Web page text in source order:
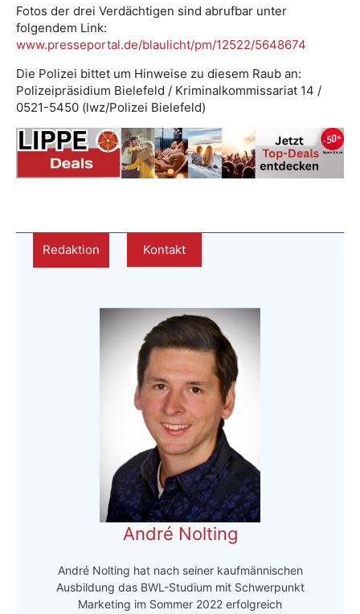
Fotos der drei Verdächtigen sind abrufbar unter
folgendem Link:
www.presseportal.de/blaulicht/pm/12522/5648674
Die Polizei bittet um Hinweise zu diesem Raub an:
Polizeipräsidium Bielefeld / Kriminalkommissariat 14 /
0521-5450 (lwz/Polizei Bielefeld)
Redaktion Kontakt
André Nolting
André Nolting hat nach seiner kaufmännischen
Ausbildung das BWL-Studium mit Schwerpunkt
Marketing im Sommer 2022 erfolgreich